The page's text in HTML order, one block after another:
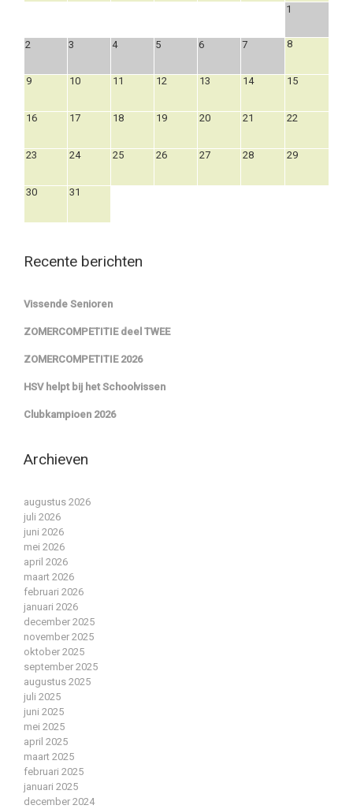
1
2 3 4 5 6 7 8
9 10 11 12 13 14 15
16 17 18 19 20 21 22
23 24 25 26 27 28 29
30 31
Recente berichten
Vissende Senioren
ZOMERCOMPETITIE deel TWEE
ZOMERCOMPETITIE 2026
HSV helpt bij het Schoolvissen
Clubkampioen 2026
Archieven
augustus 2026
juli 2026
juni 2026
mei 2026
april 2026
maart 2026
februari 2026
januari 2026
december 2025
november 2025
oktober 2025
september 2025
augustus 2025
juli 2025
juni 2025
mei 2025
april 2025
maart 2025
februari 2025
januari 2025
december 2024